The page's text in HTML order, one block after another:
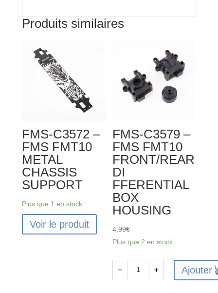
Produits similaires
FMS-C3572 –
FMS FMT10
METAL
CHASSIS
SUPPORT
Plus que 1 en stock
Voir le produit
FMS-C3579 –
FMS FMT10
FRONT/REAR
DI
FFERENTIAL
BOX
HOUSING
4,99€
Plus que 2 en stock
− + Ajouter